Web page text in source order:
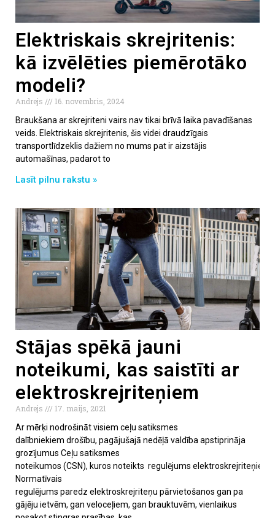
Elektriskais skrejritenis:
kā izvēlēties piemērotāko
modeli?
Andrejs
16. novembris, 2024
Braukšana ar skrejriteni vairs nav tikai brīvā laika pavadīšanas
veids. Elektriskais skrejritenis, šis videi draudzīgais
transportlīdzeklis dažiem no mums pat ir aizstājis
automašīnas, padarot to
Lasīt pilnu rakstu »
Stājas spēkā jauni
noteikumi, kas saistīti ar
elektroskrejriteņiem
Andrejs
17. maijs, 2021
Ar mērķi nodrošināt visiem ceļu satiksmes
dalībniekiem drošību, pagājušajā nedēļā valdība apstiprināja
grozījumus Ceļu satiksmes
noteikumos (CSN), kuros noteikts regulējums elektroskrejriteņiem.
Normatīvais
regulējums paredz elektroskrejriteņu pārvietošanos gan pa
gājēju ietvēm, gan veloceļiem, gan brauktuvēm, vienlaikus